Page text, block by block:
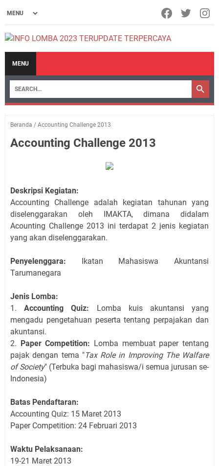
MENU
Beranda / Accounting Challenge 2013
Accounting Challenge 2013
Deskripsi Kegiatan:
Accounting Challenge adalah kegiatan tahunan yang
diselenggarakan oleh IMAKTA, dimana didalam
Acounting Challenge 2013 ini terdapat 2 jenis kegiatan
yang akan diselenggarakan.
Penyelenggara: Ikatan Mahasiswa Akuntansi
Tarumanegara
Jenis Lomba:
1.Accounting Quiz: Lomba kuis akuntansi yang
mengadu pengetahuan peserta tentang perpajakan dan
akuntansi.
2. Paper Competition: Lomba membuat paper tentang
pajak dengan tema "Tax Role in Improving The Walfare
of Society" (Terbuka bagi mahasiswa/i semua jurusan se-
Indonesia)
Batas Pendaftaran:
Accounting Quiz: 15 Maret 2013
Paper Competition: 24 Februari 2013
Waktu Pelaksanaan:
19-21 Maret 2013